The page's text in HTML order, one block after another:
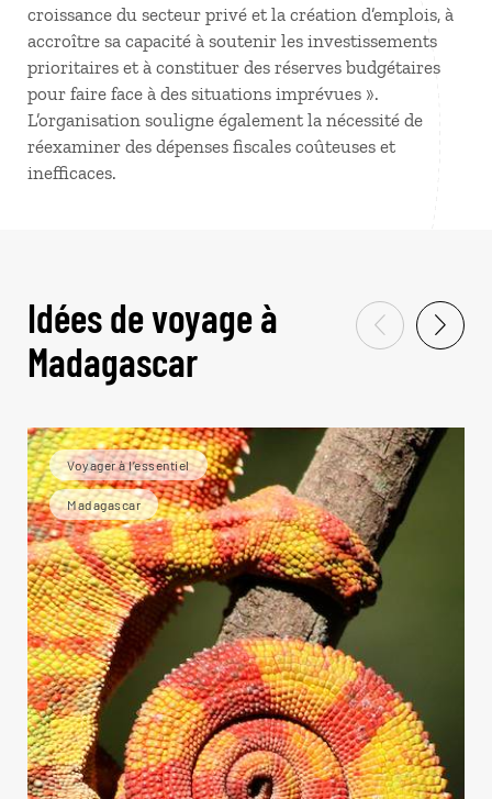
croissance du secteur privé et la création d’emplois, à
accroître sa capacité à soutenir les investissements
prioritaires et à constituer des réserves budgétaires
pour faire face à des situations imprévues ».
L’organisation souligne également la nécessité de
réexaminer des dépenses fiscales coûteuses et
inefficaces.
Idées de voyage à
Madagascar
Voyager à l’essentiel
Madagascar